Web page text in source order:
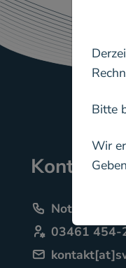
Bitte
Wir
Kontakt
Notfall-
service03461 454-